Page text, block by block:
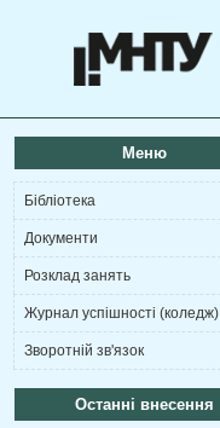
Меню
Бібліотека
Документи
Розклад занять
Журнал успішності (коледж)
Зворотній зв'язок
Останні внесення